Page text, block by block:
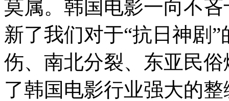
莫属。韩国电影一向不
新了我们对于“抗日神剧
伤、南北分裂、东亚民
了韩国电影行业强大的